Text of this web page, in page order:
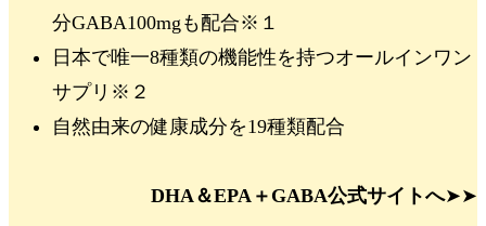
分GABA100mg も配合※１
日本で唯一8種類の機能性を持つオールインワン
サプリ ※ ２
自然由来の健康成分を19種類配合
DHA＆EPA＋GABA公式サイトへ➤➤